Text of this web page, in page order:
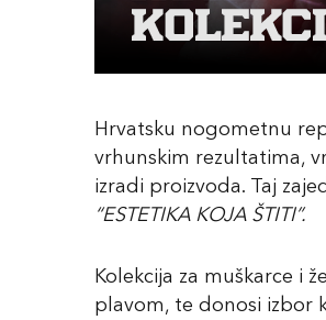
Hrvatsku nogometnu
vrhunskim rezultatima,
izradi proizvoda. Taj
“ESTETIKA KOJA ŠTITI”.
Kolekcija za muškarce i
plavom, te donosi izbor